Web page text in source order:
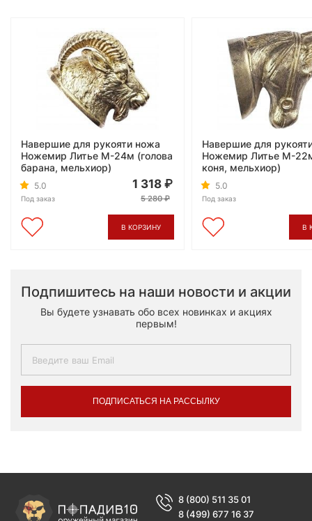
Навершие для рукояти ножа
Ножемир Литье М-24м (голова
барана, мельхиор)
5.0
Под заказ
1 318
5 280
В КОРЗИНУ
Навершие для
Ножемир Литье М-
коня, мельхиор)
5.0
Под заказ
В
Подпишитесь на наши новости и акции
Вы будете узнавать обо всех новинках и акциях
первым!
ПОДПИСАТЬСЯ НА РАССЫЛКУ
8 (800) 511 35 01
8 (499) 677 16 37